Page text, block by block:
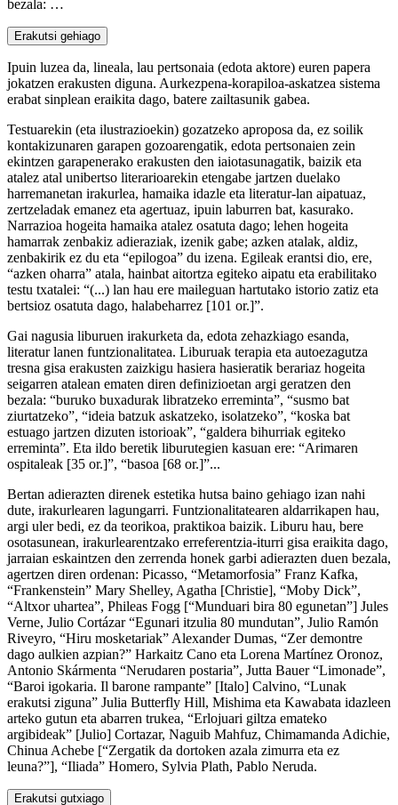
bezala: …
Erakutsi gehiago
Ipuin luzea da, lineala, lau pertsonaia (edota aktore) euren papera
jokatzen erakusten diguna. Aurkezpena-korapiloa-askatzea sistema
erabat sinplean eraikita dago, batere zailtasunik gabea.
Testuarekin (eta ilustrazioekin) gozatzeko aproposa da, ez soilik
kontakizunaren garapen gozoarengatik, edota pertsonaien zein
ekintzen garapenerako erakusten den iaiotasunagatik, baizik eta
atalez atal unibertso literarioarekin etengabe jartzen duelako
harremanetan irakurlea, hamaika idazle eta literatur-lan aipatuaz,
zertzeladak emanez eta agertuaz, ipuin laburren bat, kasurako.
Narrazioa hogeita hamaika atalez osatuta dago; lehen hogeita
hamarrak zenbakiz adieraziak, izenik gabe; azken atalak, aldiz,
zenbakirik ez du eta “epilogoa” du izena. Egileak erantsi dio, ere,
“azken oharra” atala, hainbat aitortza egiteko aipatu eta erabilitako
testu txatalei: “(...) lan hau ere maileguan hartutako istorio zatiz eta
bertsioz osatuta dago, halabeharrez [101 or.]”.
Gai nagusia liburuen irakurketa da, edota zehazkiago esanda,
literatur lanen funtzionalitatea. Liburuak terapia eta autoezagutza
tresna gisa erakusten zaizkigu hasiera hasieratik berariaz hogeita
seigarren atalean ematen diren definizioetan argi geratzen den
bezala: “buruko buxadurak libratzeko erreminta”, “susmo bat
ziurtatzeko”, “ideia batzuk askatzeko, isolatzeko”, “koska bat
estuago jartzen dizuten istorioak”, “galdera bihurriak egiteko
erreminta”. Eta ildo beretik liburutegien kasuan ere: “Arimaren
ospitaleak [35 or.]”, “basoa [68 or.]”...
Bertan adierazten direnek estetika hutsa baino gehiago izan nahi
dute, irakurlearen lagungarri. Funtzionalitatearen aldarrikapen hau,
argi uler bedi, ez da teorikoa, praktikoa baizik. Liburu hau, bere
osotasunean, irakurlearentzako erreferentzia-iturri gisa eraikita dago,
jarraian eskaintzen den zerrenda honek garbi adierazten duen bezala,
agertzen diren ordenan: Picasso, “Metamorfosia” Franz Kafka,
“Frankenstein” Mary Shelley, Agatha [Christie], “Moby Dick”,
“Altxor uhartea”, Phileas Fogg [“Munduari bira 80 egunetan”] Jules
Verne, Julio Cortázar “Egunari itzulia 80 mundutan”, Julio Ramón
Riveyro, “Hiru mosketariak” Alexander Dumas, “Zer demontre
dago aulkien azpian?” Harkaitz Cano eta Lorena Martínez Oronoz,
Antonio Skármenta “Nerudaren postaria”, Jutta Bauer “Limonade”,
“Baroi igokaria. Il barone rampante” [Italo] Calvino, “Lunak
erakutsi ziguna” Julia Butterfly Hill, Mishima eta Kawabata idazleen
arteko gutun eta abarren trukea, “Erlojuari giltza emateko
argibideak” [Julio] Cortazar, Naguib Mahfuz, Chimamanda Adichie,
Chinua Achebe [“Zergatik da dortoken azala zimurra eta ez
leuna?”], “Iliada” Homero, Sylvia Plath, Pablo Neruda.
Erakutsi gutxiago